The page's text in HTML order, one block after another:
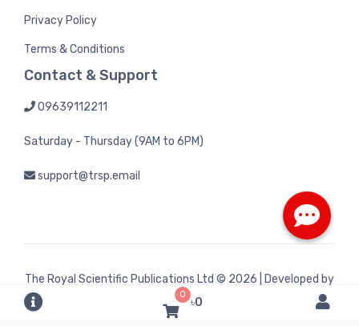
Privacy Policy
Terms & Conditions
Contact & Support
09639112211
Saturday - Thursday (9AM to 6PM)
support@trsp.email
The Royal Scientific Publications Ltd © 2026 | Developed by
Bintel Future Tech
0
৳0